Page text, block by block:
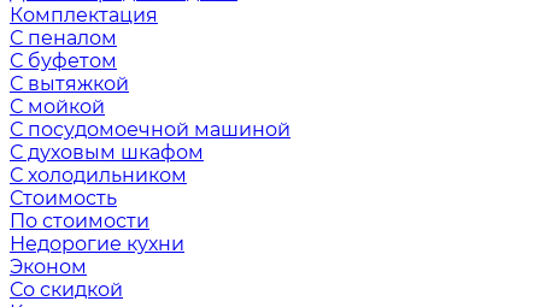
Комплектация
С пеналом
С буфетом
С вытяжкой
С мойкой
С посудомоечной машиной
С духовым шкафом
С холодильником
Стоимость
По стоимости
Недорогие кухни
Эконом
Со скидкой